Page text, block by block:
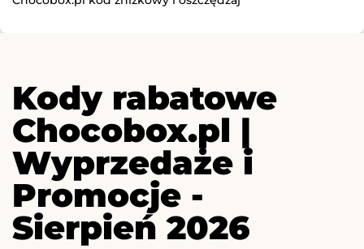
Kody rabatowe
Chocobox.pl |
Wyprzedaże i
Promocje -
Sierpień 2026